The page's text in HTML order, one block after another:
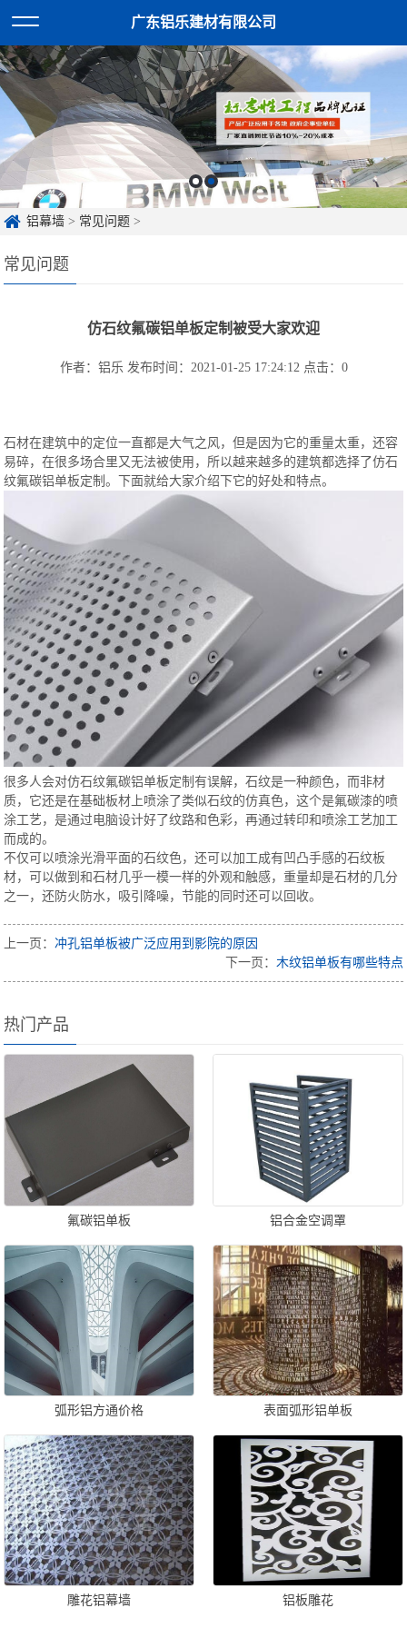
广东铝乐建材有限公司
铝幕墙 > 常见问题 >
常见问题
仿石纹氟碳铝单板定制被受大家欢迎
作者：铝乐 发布时间：2021-01-25 17:24:12 点击： 0
石材在建筑中的定位一直都是大气之风，但是因为它的重量太重，还容
易碎，在很多场合里又无法被使用，所以越来越多的建筑都选择了仿石
纹氟碳铝单板定制。下面就给大家介绍下它的好处和特点。
很多人会对仿石纹氟碳铝单板定制有误解，石纹是一种颜色，而非材
质，它还是在基础板材上喷涂了类似石纹的仿真色，这个是氟碳漆的喷
涂工艺，是通过电脑设计好了纹路和色彩，再通过转印和喷涂工艺加工
而成的。
不仅可以喷涂光滑平面的石纹色，还可以加工成有凹凸手感的石纹板
材，可以做到和石材几乎一模一样的外观和触感，重量却是石材的几分
之一，还防火防水，吸引降噪，节能的同时还可以回收。
上一页：冲孔铝单板被广泛应用到影院的原因
下一页： 木纹铝单板有哪些特点
热门产品
氟碳铝单板 铝合金空调罩
弧形铝方通价格 表面弧形铝单板
雕花铝幕墙 铝板雕花